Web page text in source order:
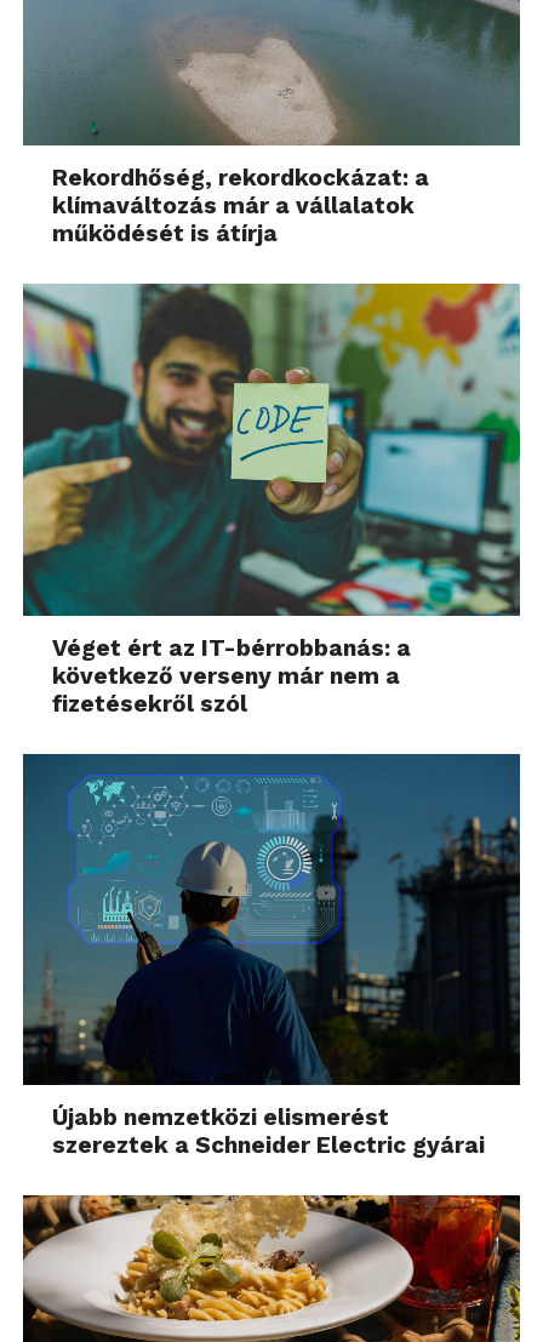
Rekordhőség, rekordkockázat: a
klímaváltozás már a vállalatok
működését is átírja
Véget ért az IT-bérrobbanás: a
következő verseny már nem a
fizetésekről szól
Újabb nemzetközi elismerést
szereztek a Schneider Electric gyárai